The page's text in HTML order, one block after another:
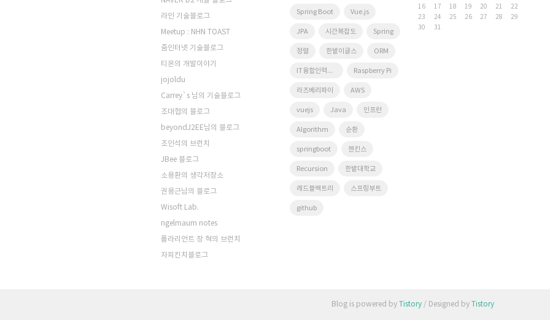
라인 기술블로그
Meetup : NHN TOAST
줌인터넷 기술블로그
티몬의 개발이야기
jojoldu
Carrey`s 님의 기술블로그
조대협의 블로그
beyondJ2EE님의 블로그
조인석의 브런치
JBee 블로그
소용환의 생각저장소
권용근님의 블로그
Wisoft Lab.
ngelmaum notes
폴라리언트 장 혁의 브런치
자피킨치블로그
Spring Boot Vue.js
JPA 시간복잡도 Spring
정렬 한밭이글스 ORM
IT융합인력양성사업단 Raspberry Pi
라즈베리파이 AWS
vuejs Java 인프런
Algorithm 순환
springboot 젠킨스
Recursion 한밭대학교
레드블랙트리 스프링부트
github
16
17 18 19 20 21
22
23
24 25 26 27 28
29
30
31
Blog is powered by Tistory/ Designed by Tistory